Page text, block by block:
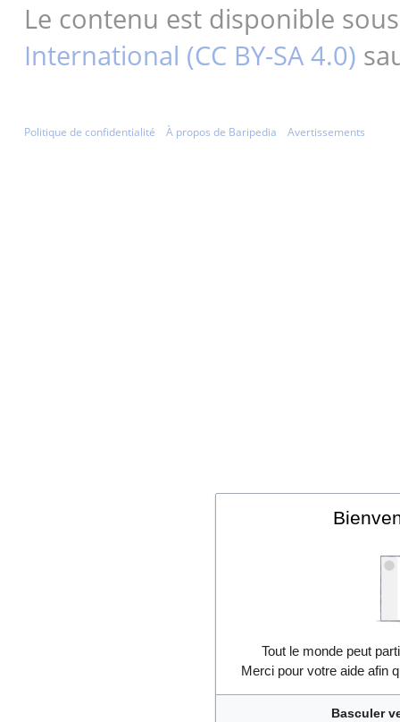
Le contenu est disponible
International (CC BY-SA 4.0)
Politique de confidentialité À propos de Baripedia Avertissements
Tout le monde peut
Merci pour votre aide afin
Basculer